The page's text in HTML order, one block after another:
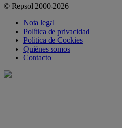
© Repsol 2000-2026
Nota legal
Política de privacidad
Política de Cookies
Quiénes somos
Contacto